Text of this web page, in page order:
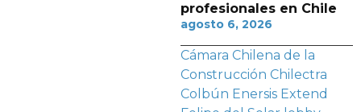
profesionales en Chile
agosto 6, 2026
Cámara Chilena de la
Construcción Chilectra
Colbún Enersis Extend